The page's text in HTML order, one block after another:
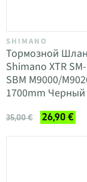
SHIMANO
Тормозной
Shimano XTR
SBM M9000/
1700mm Черный
35,00 € 26,90 €